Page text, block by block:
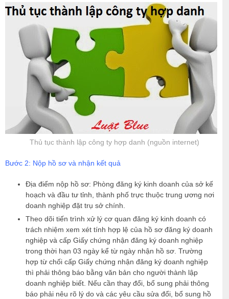
Thủ tục thành lập công ty hợp danh (nguồn internet)
Bước 2: Nộp hồ sơ và nhận kết quả
Địa điểm nộp hồ sơ: Phòng đăng ký kinh doanh của sở kế
hoạch và đầu tư tỉnh, thành phố trực thuộc trung ương nơi
doanh nghiệp đặt trụ sở chính.
Theo dõi tiến trình xử lý cơ quan đăng ký kinh doanh có
trách nhiệm xem xét tính hợp lệ của hồ sơ đăng ký doanh
nghiệp và cấp Giấy chứng nhận đăng ký doanh nghiệp
trong thời hạn 03 ngày kể từ ngày nhận hồ sơ. Trường
hợp từ chối cấp Giấy chứng nhận đăng ký doanh nghiệp
thì phải thông báo bằng văn bản cho người thành lập
doanh nghiệp biết. Nếu cần thay đổi, bổ sung phải thông
báo phải nêu rõ lý do và các yêu cầu sửa đổi, bổ sung hồ